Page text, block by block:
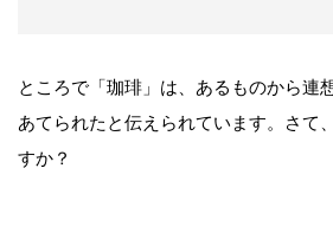
ところで「珈琲」は、あるものから連
あてられたと伝えられています。さて
すか？